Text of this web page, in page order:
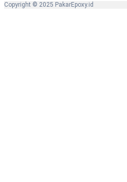
Copyright © 2025 PakarEpoxy.id